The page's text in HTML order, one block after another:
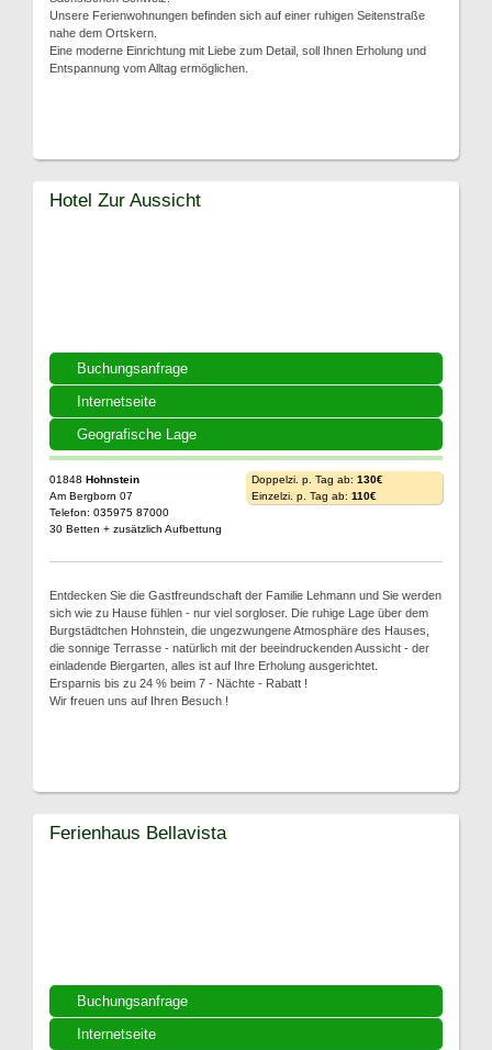
Unsere Ferienwohnungen befinden sich auf einer ruhigen Seitenstraße
nahe dem Ortskern.
Eine moderne Einrichtung mit Liebe zum Detail, soll Ihnen Erholung und
Entspannung vom Alltag ermöglichen.
Buchungsanfrage
Internetseite
Geografische Lage
Hotel Zur Aussicht
01848 Hohnstein
Am Bergborn 07
Telefon: 035975 87000
30 Betten + zusätzlich Aufbettung
Doppelzi. p. Tag ab: 130€
Einzelzi. p. Tag ab: 110€
Entdecken Sie die Gastfreundschaft der Familie Lehmann und Sie werden
sich wie zu Hause fühlen - nur viel sorgloser. Die ruhige Lage über dem
Burgstädtchen Hohnstein, die ungezwungene Atmosphäre des Hauses,
die sonnige Terrasse - natürlich mit der beeindruckenden Aussicht - der
einladende Biergarten, alles ist auf Ihre Erholung ausgerichtet.
Ersparnis bis zu 24 % beim 7 - Nächte - Rabatt !
Wir freuen uns auf Ihren Besuch !
Buchungsanfrage
Internetseite
Ferienhaus Bellavista